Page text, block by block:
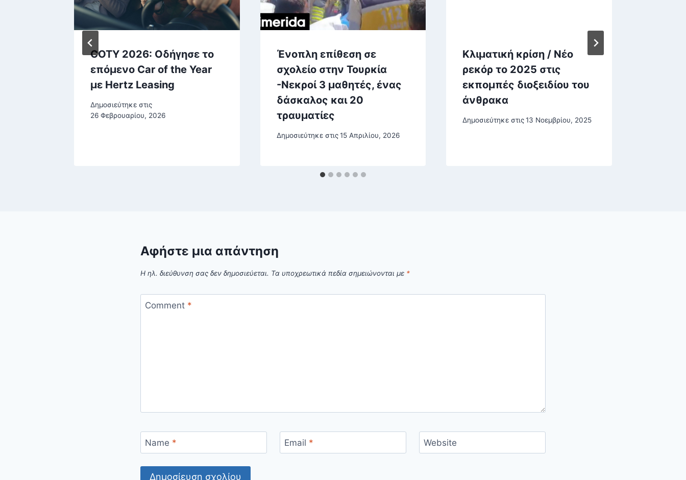
COTY 2026: Οδήγησε το
επόμενο Car of the Year
με Hertz Leasing
Δημοσιεύτηκε στις
26 Φεβρουαρίου, 2026
Ένοπλη επίθεση σε
σχολείο στην Τουρκία
-Νεκροί 3 μαθητές, ένας
δάσκαλος και 20
τραυματίες
Δημοσιεύτηκε στις 15 Απριλίου, 2026
Κλιματική κρίση / Nέο
ρεκόρ το 2025 στις
εκπομπές διοξειδίου του
άνθρακα
Δημοσιεύτηκε στις 13 Νοεμβρίου, 2025
Αφήστε μια απάντηση
Η ηλ. διεύθυνση σας δεν δημοσιεύεται. Τα υποχρεωτικά πεδία σημειώνονται με *
Comment *
Name * Email * Website